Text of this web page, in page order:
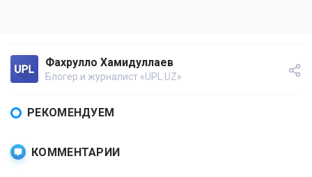
Фахрулло Хамидуллаев
Блогер и журналист «UPL.UZ»
РЕКОМЕНДУЕМ
КОММЕНТАРИИ